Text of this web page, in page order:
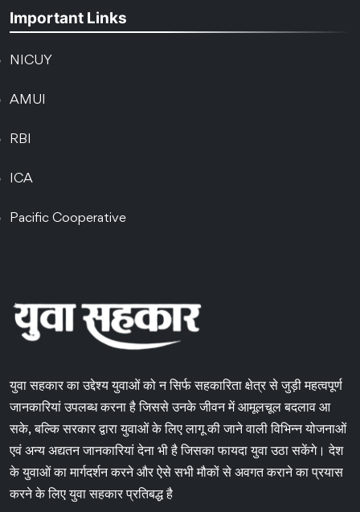
Important Links
NICUY
AMUI
RBI
ICA
Pacific Cooperative
युवा सहकार का उद्देश्य युवाओं को न सिर्फ सहकारिता क्षेत्र से जुड़ी महत्वपूर्ण
जानकारियां उपलब्ध करना है जिससे उनके जीवन में आमूलचूल बदलाव आ
सके, बल्कि सरकार द्वारा युवाओं के लिए लागू की जाने वाली विभिन्न योजनाओं
एवं अन्य अद्यतन जानकारियां देना भी है जिसका फायदा युवा उठा सकेंगे। देश
के युवाओं का मार्गदर्शन करने और ऐसे सभी मौकों से अवगत कराने का प्रयास
करने के लिए युवा सहकार प्रतिबद्ध है